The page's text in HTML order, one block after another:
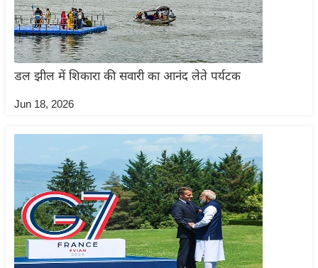
/
फै
श
न
रे
स्खे
प
र्य
ट
न
स्थ
डल झील में शिकारा की सवारी का आनंद लेते पर्यटक
Jun 18, 2026